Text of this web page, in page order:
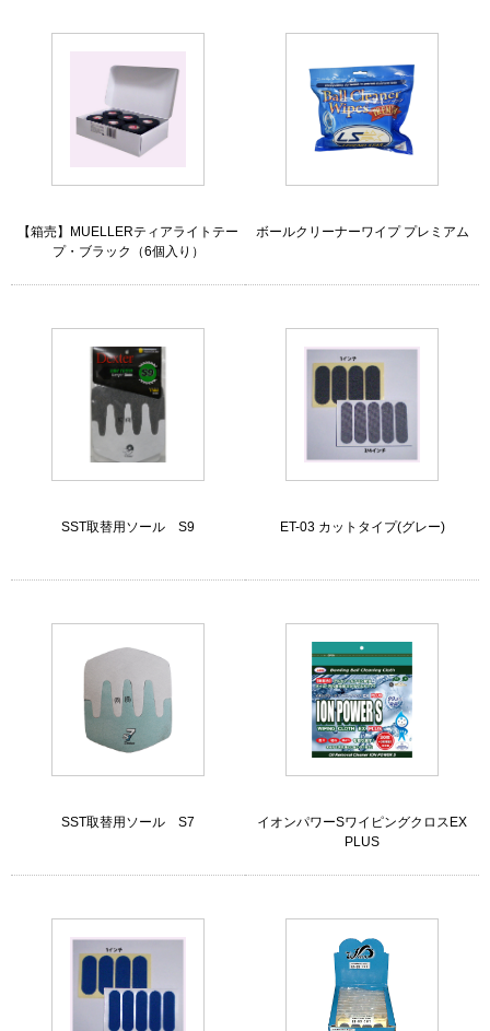
【箱売】MUELLERティアライトテー
プ・ブラック（6個入り）
ボールクリーナーワイプ プレミアム
SST取替用ソール S9 ET-03 カットタイプ(グレー)
SST取替用ソール S7
イオンパワーSワイピングクロスEX
PLUS